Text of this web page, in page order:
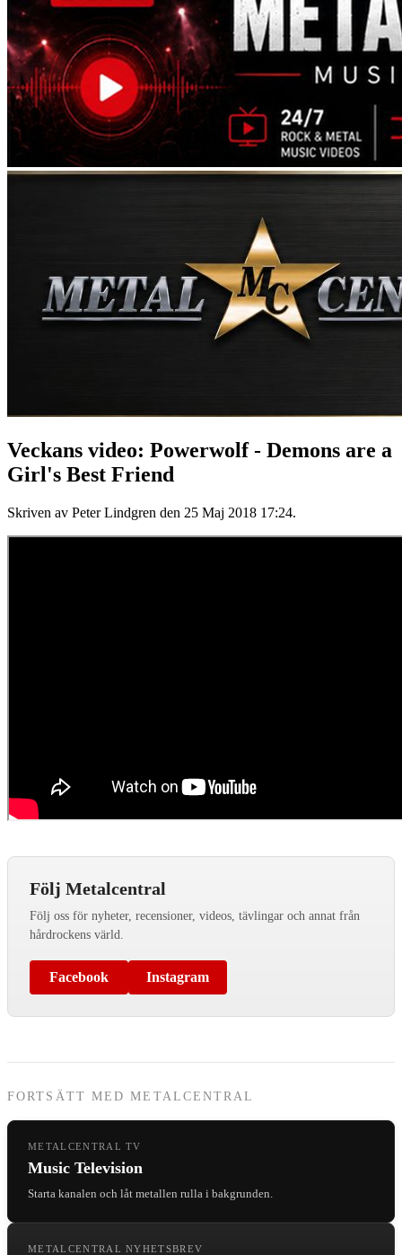
Veckans video: Powerwolf - Demons are a
Girl's Best Friend
Skriven av Peter Lindgren den 25 Maj 2018 17:24.
Följ Metalcentral
Följ oss för nyheter, recensioner, videos, tävlingar och annat från
hårdrockens värld.
Facebook Instagram
FORTSÄTT MED METALCENTRAL
METALCENTRAL TV
Music Television
Starta kanalen och låt metallen rulla i bakgrunden.
METALCENTRAL NYHETSBREV